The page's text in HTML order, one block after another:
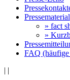
Pressematerial
» fact
»
FAQ (häufige
| |